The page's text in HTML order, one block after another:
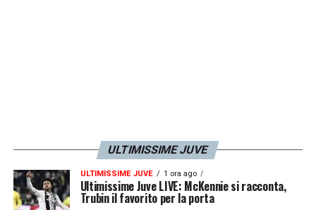
ULTIMISSIME JUVE
ULTIMISSIME JUVE 1 ora ago
Ultimissime Juve LIVE: McKennie si racconta,
Trubin il favorito per la porta